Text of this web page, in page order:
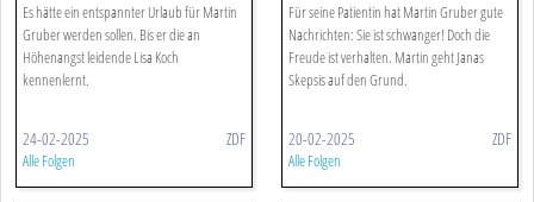
Es hätte ein entspannter Urlaub für Martin
Gruber werden sollen. Bis er die an
Höhenangst leidende Lisa Koch
kennenlernt.
24-02-2025 ZDF
Alle Folgen
Für seine Patientin hat Martin Gruber gute
Nachrichten: Sie ist schwanger! Doch die
Freude ist verhalten. Martin geht Janas
Skepsis auf den Grund.
20-02-2025 ZDF
Alle Folgen